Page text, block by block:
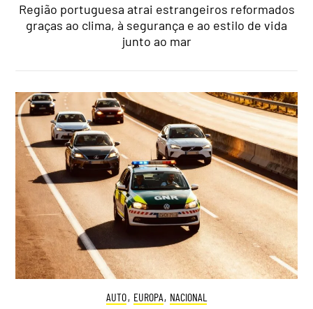
Região portuguesa atrai estrangeiros reformados
graças ao clima, à segurança e ao estilo de vida
junto ao mar
AUTO, EUROPA, NACIONAL